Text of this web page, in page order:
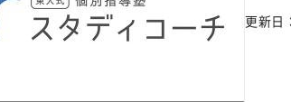
更新日：